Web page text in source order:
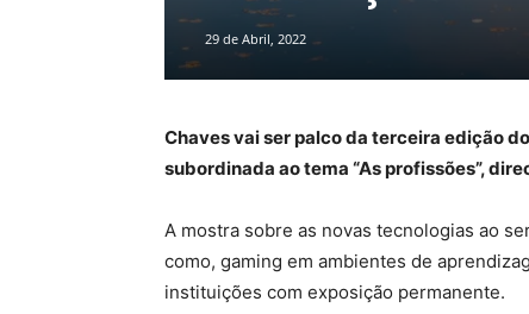
29 de Abril, 2022
Chaves vai ser palco da terceira edição
subordinada ao tema “As profissões”,
A mostra sobre as novas tecnologias ao
como, gaming em ambientes de
instituições com exposição permanente.